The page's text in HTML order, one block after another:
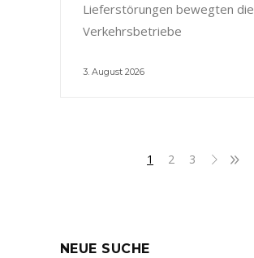
Lieferstörungen bewegten die
Verkehrsbetriebe
3. August 2026
1 2 3
NEUE SUCHE